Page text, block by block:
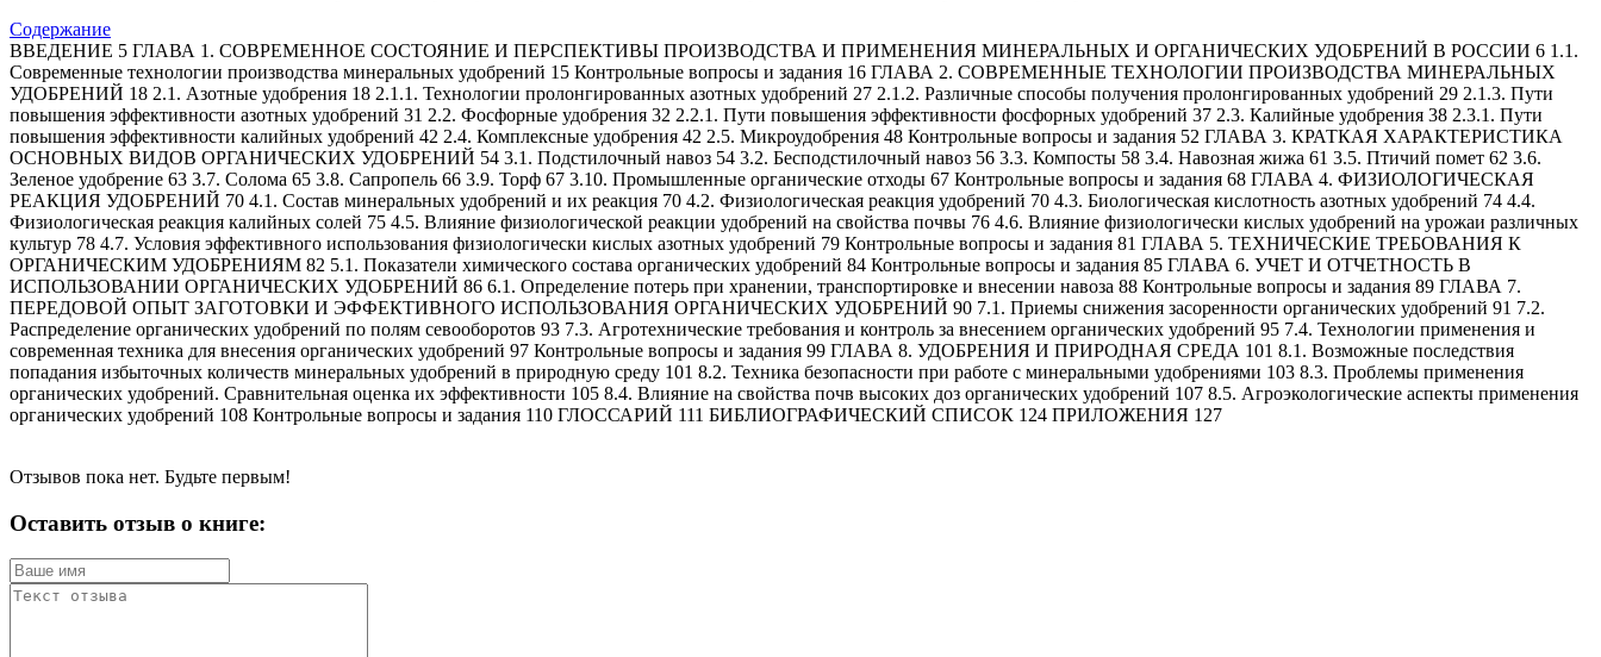
Содержание
ВВЕДЕНИЕ 5 ГЛАВА 1. СОВРЕМЕННОЕ СОСТОЯНИЕ И ПЕРСПЕКТИВЫ ПРОИЗВОДСТВА И ПРИМЕНЕНИЯ МИНЕРАЛЬНЫХ И ОРГАНИЧЕСКИХ УДОБРЕНИЙ В РОССИИ 6 1.1.
Современные технологии производства минеральных удобрений 15 Контрольные вопросы и задания 16 ГЛАВА 2. СОВРЕМЕННЫЕ ТЕХНОЛОГИИ ПРОИЗВОДСТВА МИНЕРАЛЬНЫХ
УДОБРЕНИЙ 18 2.1. Азотные удобрения 18 2.1.1. Технологии пролонгированных азотных удобрений 27 2.1.2. Различные способы получения пролонгированных удобрений 29 2.1.3. Пути
повышения эффективности азотных удобрений 31 2.2. Фосфорные удобрения 32 2.2.1. Пути повышения эффективности фосфорных удобрений 37 2.3. Калийные удобрения 38 2.3.1. Пути
повышения эффективности калийных удобрений 42 2.4. Комплексные удобрения 42 2.5. Микроудобрения 48 Контрольные вопросы и задания 52 ГЛАВА 3. КРАТКАЯ ХАРАКТЕРИСТИКА
ОСНОВНЫХ ВИДОВ ОРГАНИЧЕСКИХ УДОБРЕНИЙ 54 3.1. Подстилочный навоз 54 3.2. Бесподстилочный навоз 56 3.3. Компосты 58 3.4. Навозная жижа 61 3.5. Птичий помет 62 3.6.
Зеленое удобрение 63 3.7. Солома 65 3.8. Сапропель 66 3.9. Торф 67 3.10. Промышленные органические отходы 67 Контрольные вопросы и задания 68 ГЛАВА 4. ФИЗИОЛОГИЧЕСКАЯ
РЕАКЦИЯ УДОБРЕНИЙ 70 4.1. Состав минеральных удобрений и их реакция 70 4.2. Физиологическая реакция удобрений 70 4.3. Биологическая кислотность азотных удобрений 74 4.4.
Физиологическая реакция калийных солей 75 4.5. Влияние физиологической реакции удобрений на свойства почвы 76 4.6. Влияние физиологически кислых удобрений на урожаи различных
культур 78 4.7. Условия эффективного использования физиологически кислых азотных удобрений 79 Контрольные вопросы и задания 81 ГЛАВА 5. ТЕХНИЧЕСКИЕ ТРЕБОВАНИЯ К
ОРГАНИЧЕСКИМ УДОБРЕНИЯМ 82 5.1. Показатели химического состава органических удобрений 84 Контрольные вопросы и задания 85 ГЛАВА 6. УЧЕТ И ОТЧЕТНОСТЬ В
ИСПОЛЬЗОВАНИИ ОРГАНИЧЕСКИХ УДОБРЕНИЙ 86 6.1. Определение потерь при хранении, транспортировке и внесении навоза 88 Контрольные вопросы и задания 89 ГЛАВА 7.
ПЕРЕДОВОЙ ОПЫТ ЗАГОТОВКИ И ЭФФЕКТИВНОГО ИСПОЛЬЗОВАНИЯ ОРГАНИЧЕСКИХ УДОБРЕНИЙ 90 7.1. Приемы снижения засоренности органических удобрений 91 7.2.
Распределение органических удобрений по полям севооборотов 93 7.3. Агротехнические требования и контроль за внесением органических удобрений 95 7.4. Технологии применения и
современная техника для внесения органических удобрений 97 Контрольные вопросы и задания 99 ГЛАВА 8. УДОБРЕНИЯ И ПРИРОДНАЯ СРЕДА 101 8.1. Возможные последствия
попадания избыточных количеств минеральных удобрений в природную среду 101 8.2. Техника безопасности при работе с минеральными удобрениями 103 8.3. Проблемы применения
органических удобрений. Сравнительная оценка их эффективности 105 8.4. Влияние на свойства почв высоких доз органических удобрений 107 8.5. Агроэкологические аспекты применения
органических удобрений 108 Контрольные вопросы и задания 110 ГЛОССАРИЙ 111 БИБЛИОГРАФИЧЕСКИЙ СПИСОК 124 ПРИЛОЖЕНИЯ 127
Отзывов пока нет. Будьте первым!
Оставить отзыв о книге: